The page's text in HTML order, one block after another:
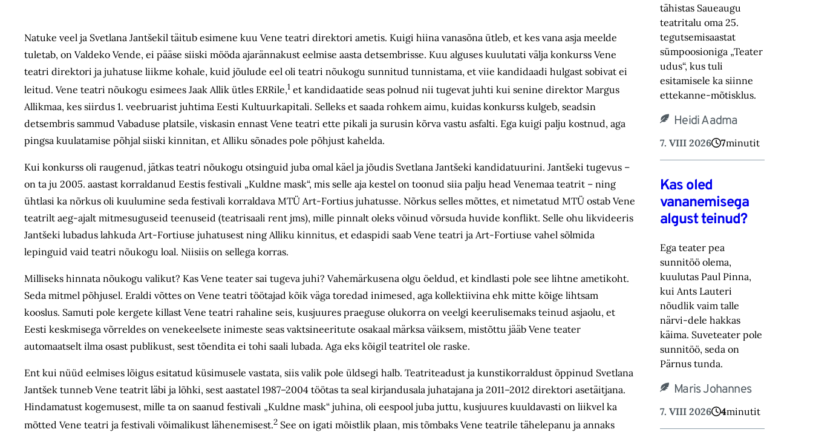
Natuke veel ja Svetlana Jantšekil täitub esimene kuu Vene teatri direktori ametis. Kuigi hiina vanasõna ütleb, et kes vana asja meelde
tuletab, on Valdeko Vende, ei pääse siiski mööda ajarännakust eelmise aasta detsembrisse. Kuu alguses kuulutati välja konkurss Vene
teatri direktori ja juhatuse liikme kohale, kuid jõulude eel oli teatri nõukogu sunnitud tunnistama, et viie kandidaadi hulgast sobivat ei
leitud. Vene teatri nõukogu esimees Jaak Allik ütles ERRile,1 et kandidaatide seas polnud nii tugevat juhti kui senine direktor Margus
Allikmaa, kes siirdus 1. veebruarist juhtima Eesti Kultuurkapitali. Selleks et saada rohkem aimu, kuidas konkurss kulgeb, seadsin
detsembris sammud Vabaduse platsile, viskasin ennast Vene teatri ette pikali ja surusin kõrva vastu asfalti. Ega kuigi palju kostnud, aga
pingsa kuulatamise põhjal siiski kinnitan, et Alliku sõnades pole põhjust kahelda.
Kui konkurss oli raugenud, jätkas teatri nõukogu otsinguid juba omal käel ja jõudis Svetlana Jantšeki kandidatuurini. Jantšeki tugevus –
on ta ju 2005. aastast korraldanud Eestis festivali „Kuldne mask“, mis selle aja kestel on toonud siia palju head Venemaa teatrit – ning
ühtlasi ka nõrkus oli kuulumine seda festivali korraldava MTÜ Art-Fortius juhatusse. Nõrkus selles mõttes, et nimetatud MTÜ ostab Vene
teatrilt aeg-ajalt mitmesuguseid teenuseid (teatrisaali rent jms), mille pinnalt oleks võinud võrsuda huvide konflikt. Selle ohu likvideeris
Jantšeki lubadus lahkuda Art-Fortiuse juhatusest ning Alliku kinnitus, et edaspidi saab Vene teatri ja Art-Fortiuse vahel sõlmida
lepinguid vaid teatri nõukogu loal. Niisiis on sellega korras.
Milliseks hinnata nõukogu valikut? Kas Vene teater sai tugeva juhi? Vahemärkusena olgu öeldud, et kindlasti pole see lihtne ametikoht.
Seda mitmel põhjusel. Eraldi võttes on Vene teatri töötajad kõik väga toredad inimesed, aga kollektiivina ehk mitte kõige lihtsam
kooslus. Samuti pole kergete killast Vene teatri rahaline seis, kusjuures praeguse olukorra on veelgi keerulisemaks teinud asjaolu, et
Eesti keskmisega võrreldes on venekeelsete inimeste seas vaktsineeritute osakaal märksa väiksem, mistõttu jääb Vene teater
automaatselt ilma osast publikust, sest tõendita ei tohi saali lubada. Aga eks kõigil teatritel ole raske.
Ent kui nüüd eelmises lõigus esitatud küsimusele vastata, siis valik pole üldsegi halb. Teatriteadust ja kunstikorraldust õppinud Svetlana
Jantšek tunneb Vene teatrit läbi ja lõhki, sest aastatel 1987–2004 töötas ta seal kirjandusala juhatajana ja 2011–2012 direktori asetäitjana.
Hindamatust kogemusest, mille ta on saanud festivali „Kuldne mask“ juhina, oli eespool juba juttu, kusjuures kuuldavasti on liikvel ka
mõtted Vene teatri ja festivali võimalikust lähenemisest.2 See on igati mõistlik plaan, mis tõmbaks Vene teatrile tähelepanu ja annaks
tähistas Saueaugu
teatritalu oma 25.
tegutsemisaastat
sümpoosioniga „Teater
‎udus“, kus tuli
esitamisele ka siinne
ettekanne-mõtisklus.‎
Heidi Aadma
7. VIII 2026 7minutit
Kas oled
vananemisega
algust teinud?
Ega teater pea
sunnitöö olema,
kuulutas Paul Pinna,
kui Ants Lauteri
nõudlik vaim talle
närvi-‎dele hakkas
käima. Suveteater pole
sunnitöö, seda on
Pärnus tunda.‎
Maris Johannes
7. VIII 2026 4minutit